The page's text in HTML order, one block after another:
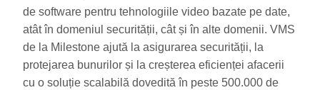
de software pentru tehnologiile video bazate pe date,
atât în domeniul securității, cât și în alte domenii. VMS
de la Milestone ajută la asigurarea securității, la
protejarea bunurilor și la creșterea eficienței afacerii
cu o soluție scalabilă dovedită în peste 500.000 de